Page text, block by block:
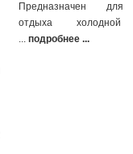
Предназначен для
отдыха
... подробнее ...